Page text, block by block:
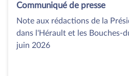
Communiqué de presse
Note aux rédactions de la
dans l'Hérault et les Bouches-
juin 2026